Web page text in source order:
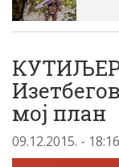
мој план
09.12.2015. - 18:16